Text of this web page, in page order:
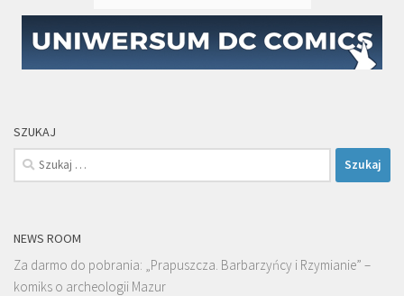
SZUKAJ
Szukaj:
NEWS ROOM
Za darmo do pobrania: „Prapuszcza. Barbarzyńcy i Rzymianie” –
komiks o archeologii Mazur